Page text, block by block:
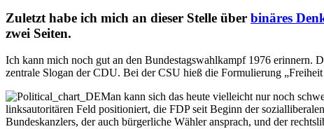
Zuletzt habe ich mich an dieser Stelle über binäres
zwei Seiten.
Ich kann mich noch gut an den Bundestagswahlkampf 1976 erinnern.
zentrale Slogan der CDU. Bei der CSU hieß die Formulierung
Man kann sich das heute vielleicht nur noch
linksautoritären Feld positioniert, die FDP seit Beginn der
Bundeskanzlers, der auch bürgerliche Wähler ansprach, und der